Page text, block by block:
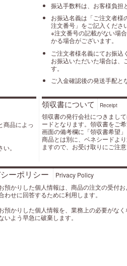
振込手数料は、お客様負担
お振込名義は「ご注文者様
注文番号」をご記入くださ
※注文番号の記載がない場
かる場合がございます。
ご注文者様名義にてお振込
お振込いただいた場合は、
す。
ご入金確認後の発送手配と
商品によっ
。
領収書について Receipt
領収書の発行会社につきまし
ードとなります。領収書をご
画面の備考欄に「領収書希望」
商品とは別に、ベネシードよ
ますので、お受け取りにご注意
ーポリシー
Privacy Policy
預かりした個人情報は、商品の注文の受付
わせに回答するために利用します。
預かりした個人情報を、業務上の必要がな
いよう早急に破棄します。